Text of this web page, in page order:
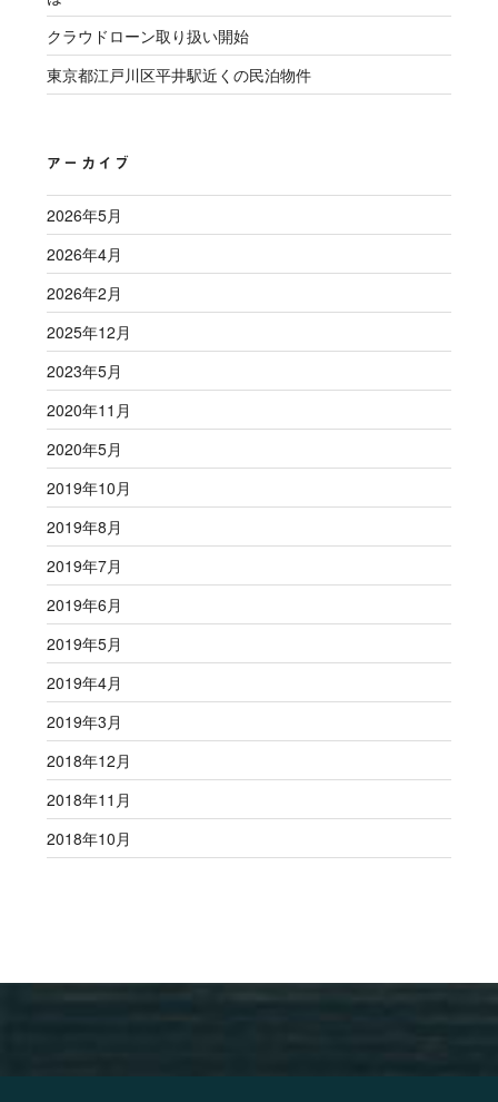
クラウドローン取り扱い開始
東京都江戸川区平井駅近くの民泊物件
アーカイブ
2026年5月
2026年4月
2026年2月
2025年12月
2023年5月
2020年11月
2020年5月
2019年10月
2019年8月
2019年7月
2019年6月
2019年5月
2019年4月
2019年3月
2018年12月
2018年11月
2018年10月